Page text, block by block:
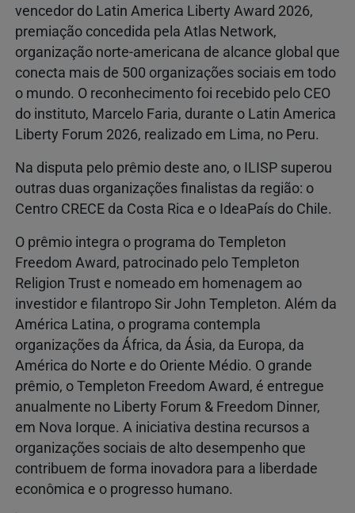
vencedor do Latin America Liberty Award 2026,
premiação concedida pela Atlas Network,
organização norte-americana de alcance global que
conecta mais de 500 organizações sociais em todo
o mundo. O reconhecimento foi recebido pelo CEO
do instituto, Marcelo Faria, durante o Latin America
Liberty Forum 2026, realizado em Lima, no Peru.
Na disputa pelo prêmio deste ano, o ILISP superou
outras duas organizações finalistas da região: o
Centro CRECE da Costa Rica e o IdeaPaís do Chile.
O prêmio integra o programa do Templeton
Freedom Award, patrocinado pelo Templeton
Religion Trust e nomeado em homenagem ao
investidor e filantropo Sir John Templeton. Além da
América Latina, o programa contempla
organizações da África, da Ásia, da Europa, da
América do Norte e do Oriente Médio. O grande
prêmio, o Templeton Freedom Award, é entregue
anualmente no Liberty Forum & Freedom Dinner,
em Nova Iorque. A iniciativa destina recursos a
organizações sociais de alto desempenho que
contribuem de forma inovadora para a liberdade
econômica e o progresso humano.